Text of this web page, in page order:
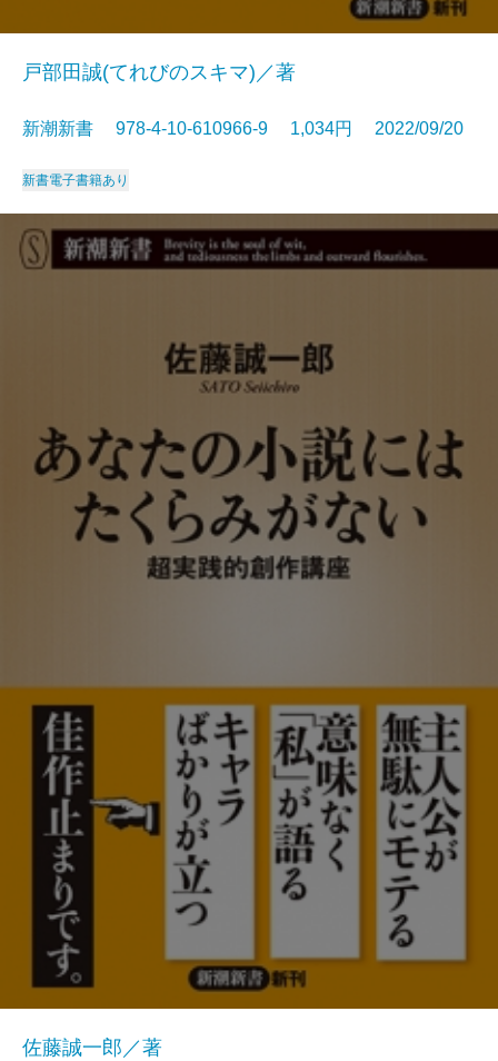
戸部田誠(てれびのスキマ)／著
新潮新書 978-4-10-610966-9 1,034円 2022/09/20
新書電子書籍あり
佐藤誠一郎／著